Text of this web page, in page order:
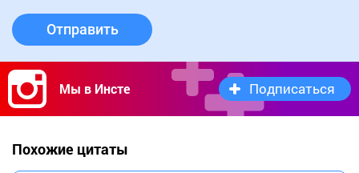
Отправить
Мы в Инсте Подписаться
Похожие цитаты